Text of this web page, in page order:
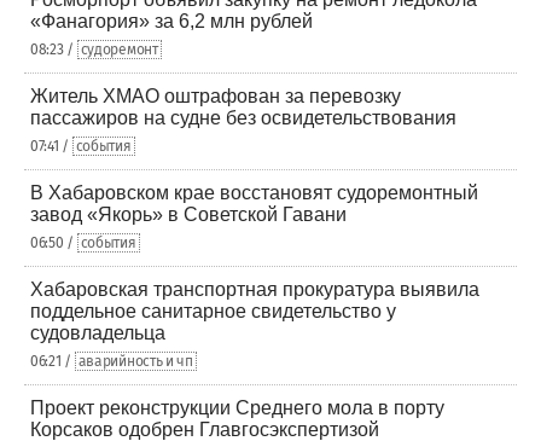
«Фанагория» за 6,2 млн рублей
08:23 / судоремонт
Житель ХМАО оштрафован за перевозку
пассажиров на судне без освидетельствования
07:41 / события
В Хабаровском крае восстановят судоремонтный
завод «Якорь» в Советской Гавани
06:50 / события
Хабаровская транспортная прокуратура выявила
поддельное санитарное свидетельство у
судовладельца
06:21 / аварийность и чп
Проект реконструкции Среднего мола в порту
Корсаков одобрен Главгосэкспертизой